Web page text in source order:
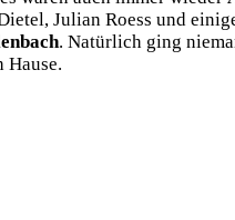
Juli­an Roess und
. Natür­lich ging
Hause.